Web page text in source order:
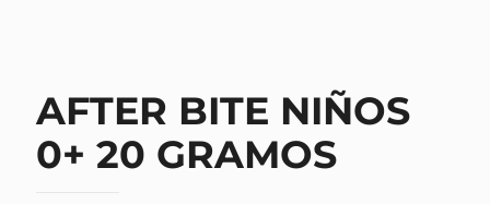
AFTER BITE NIÑOS
0+ 20 GRAMOS